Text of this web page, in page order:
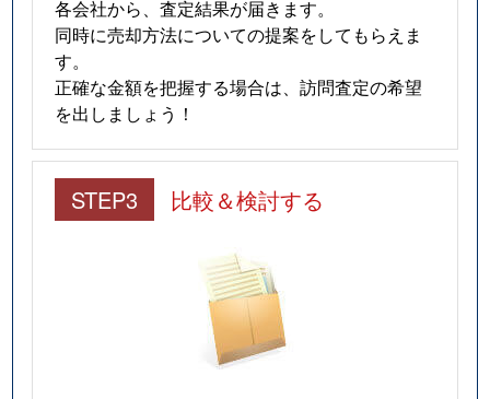
各会社から、査定結果が届きます。
同時に売却方法についての提案をしてもらえま
す。
正確な金額を把握する場合は、訪問査定の希望
を出しましょう！
STEP3 比較＆検討する